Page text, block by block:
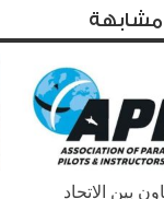
مشابهة
بين الاتحاد